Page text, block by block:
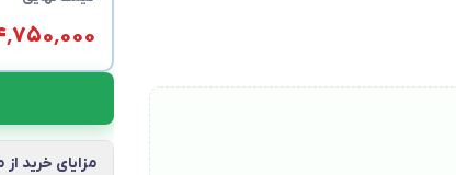
۴٬۷۵۰٬۰۰۰
مزایای خرید از